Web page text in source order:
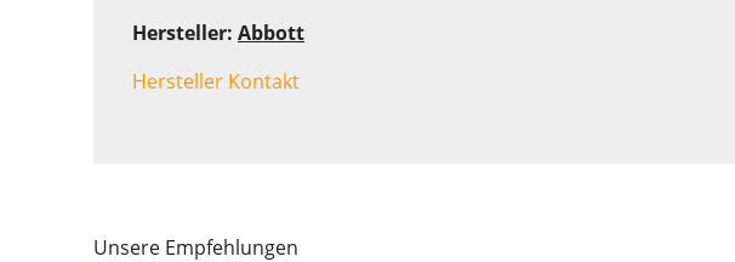
Hersteller: Abbott
Hersteller Kontakt
Unsere Empfehlungen